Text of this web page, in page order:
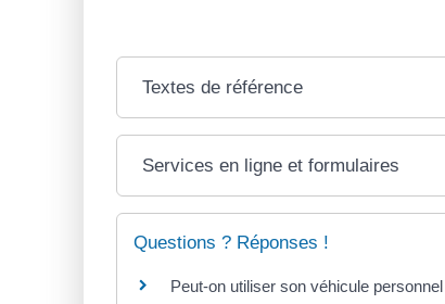
Textes de référence
Services en ligne et formulaires
Questions ? Réponses !
Peut-on utiliser son véhicule